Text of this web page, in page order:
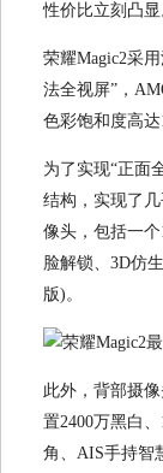
性价比立刻凸显
荣耀Magic2采
法全视屏”，
色彩饱和度高达
为了实现“正面
结构，实现了
像头，包括一
脸解锁、3D仿
版)。
此外，背部摄
置2400万黑白
角、AIS手持智